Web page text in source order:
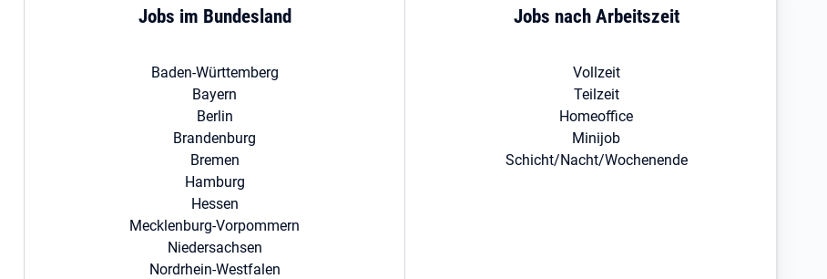
Jobs im Bundesland
Baden-Württemberg
Bayern
Berlin
Brandenburg
Bremen
Hamburg
Hessen
Mecklenburg-Vorpommern
Niedersachsen
Nordrhein-Westfalen
Jobs nach Arbeitszeit
Vollzeit
Teilzeit
Homeoffice
Minijob
Schicht/Nacht/Wochenende